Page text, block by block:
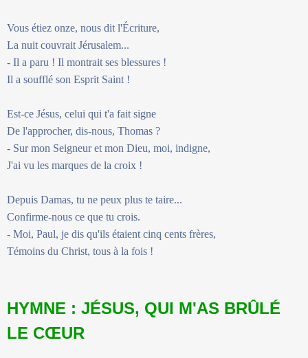
Vous étiez onze, nous dit l'Écriture,
La nuit couvrait Jérusalem...
- Il a paru ! Il montrait ses blessures !
Il a soufflé son Esprit Saint !
Est-ce Jésus, celui qui t'a fait signe
De l'approcher, dis-nous, Thomas ?
- Sur mon Seigneur et mon Dieu, moi, indigne,
J'ai vu les marques de la croix !
Depuis Damas, tu ne peux plus te taire...
Confirme-nous ce que tu crois.
- Moi, Paul, je dis qu'ils étaient cinq cents frères,
Témoins du Christ, tous à la fois !
HYMNE : JÉSUS, QUI M'AS BRÛLÉ
LE CŒUR